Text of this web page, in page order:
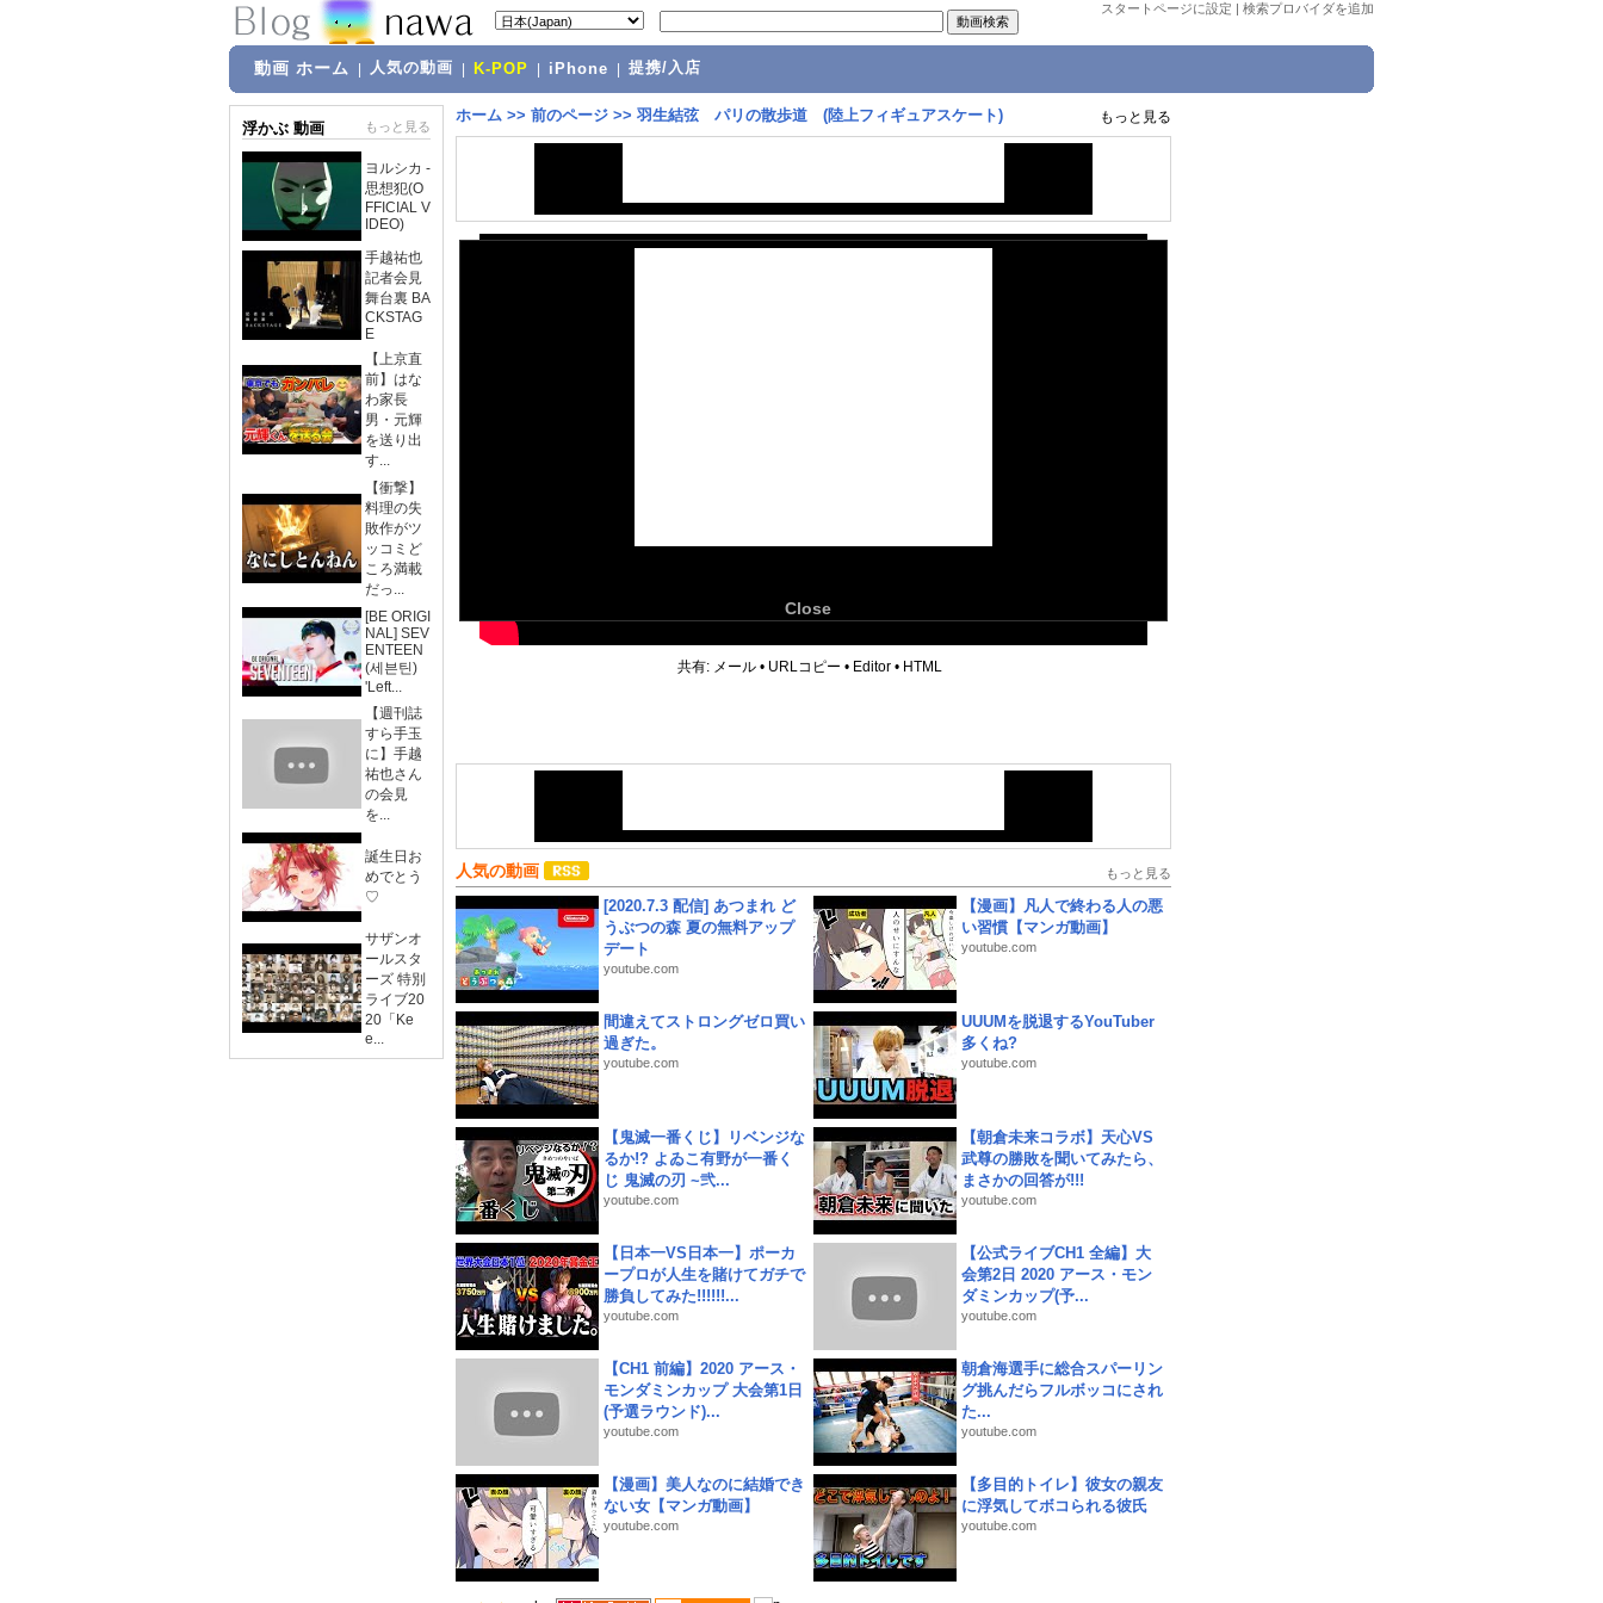
スタートページに設定 | 検索プロバイダを追加
動画 ホーム 人気の動画 K-POP iPhone 提携/入店
浮かぶ 動画 もっと見る
ヨルシカ -
思想犯(O
FFICIAL V
IDEO)
手越祐也
記者会見
舞台裏 BA
CKSTAG
E
【上京直
前】はな
わ家長
男・元輝
を送り出
す...
【衝撃】
料理の失
敗作がツ
ッコミど
ころ満載
だっ...
[BE ORIGI
NAL] SEV
ENTEEN
(세븐틴)
'Left...
【週刊誌
すら手玉
に】手越
祐也さん
の会見
を...
誕生日お
めでとう
♡
サザンオ
ールスタ
ーズ 特別
ライブ20
20「Ke
e...
ホーム >> 前のページ >> 羽生結弦 パリの散歩道 (陸上フィギュアスケート) もっと見る
Close
共有: メール • URLコピー • Editor • HTML
人気の動画 もっと見る
[2020.7.3 配信] あつまれ ど
うぶつの森 夏の無料アップ
デート
youtube.com
【漫画】凡人で終わる人の悪
い習慣【マンガ動画】
youtube.com
間違えてストロングゼロ買い
過ぎた。
youtube.com
UUUMを脱退するYouTuber
多くね?
youtube.com
【鬼滅一番くじ】リベンジな
るか!? よゐこ有野が一番く
じ 鬼滅の刃 ~弐...
youtube.com
【朝倉未来コラボ】天心VS
武尊の勝敗を聞いてみたら、
まさかの回答が!!!
youtube.com
【日本一VS日本一】ポーカ
ープロが人生を賭けてガチで
勝負してみた!!!!!!...
youtube.com
【公式ライブCH1 全編】大
会第2日 2020 アース・モン
ダミンカップ(予...
youtube.com
【CH1 前編】2020 アース・
モンダミンカップ 大会第1日
(予選ラウンド)...
youtube.com
朝倉海選手に総合スパーリン
グ挑んだらフルボッコにされ
た...
youtube.com
【漫画】美人なのに結婚でき
ない女【マンガ動画】
youtube.com
【多目的トイレ】彼女の親友
に浮気してボコられる彼氏
youtube.com